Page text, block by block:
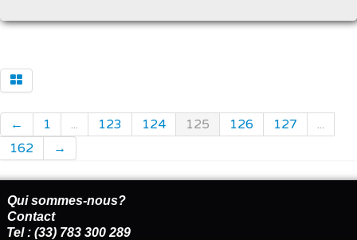
← 1 ... 123 124 125 126 127
...
162
→
Qui sommes-nous?
Contact
Tel : (33) 783 300 289